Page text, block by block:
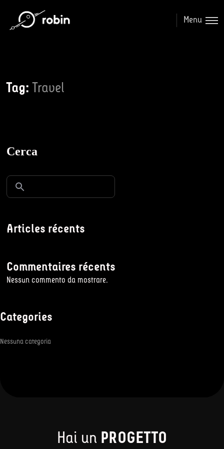
Menu
Tag: Travel
Cerca
Articles récents
Commentaires récents
Nessun commento da mostrare.
Categories
Nessuna categoria
Hai un PROGETTO